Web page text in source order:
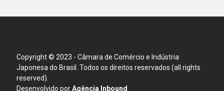
Copyright © 2023 - Câmara de Comércio e Indústria
Japonesa do Brasil. Todos os direitos reservados (all rights
reserved).
Desenvolvido porAgência Inbound